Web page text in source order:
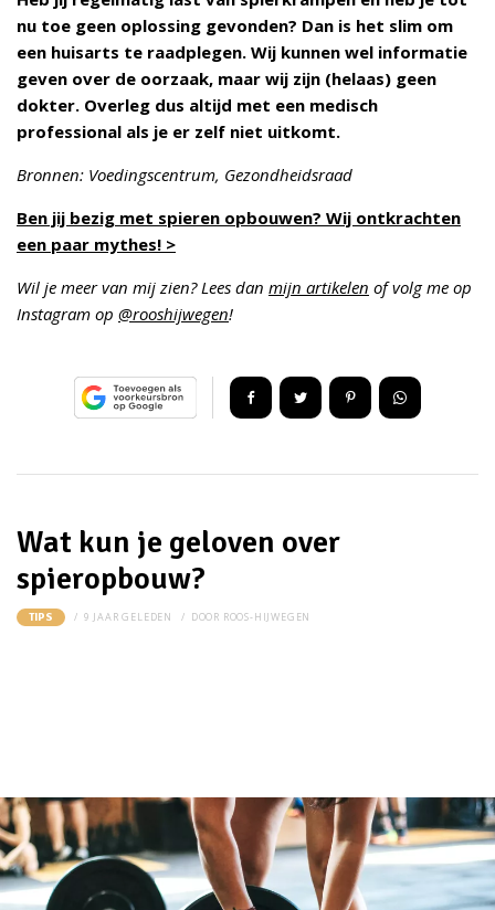
nu toe geen oplossing gevonden? Dan is het slim om
een huisarts te raadplegen. Wij kunnen wel informatie
geven over de oorzaak, maar wij zijn (helaas) geen
dokter. Overleg dus altijd met een medisch
professional als je er zelf niet uitkomt.
Bronnen: Voedingscentrum, Gezondheidsraad
Ben jij bezig met spieren opbouwen? Wij ontkrachten
een paar mythes! >
Wil je meer van mij zien? Lees dan mijn artikelen of volg me op
Instagram op @rooshijwegen!
Wat kun je geloven over
spieropbouw?
TIPS 9 JAAR GELEDEN DOOR ROOS-HIJWEGEN